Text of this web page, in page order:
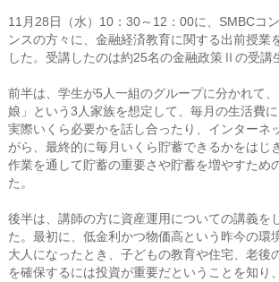
11月28日（水）10：30～12：00に、SMBCコ
ンスの方々に、金融経済教育に関する出前授業
した。受講したのは約25名の金融政策Ⅱの受講
前半は、学生が5人一組のグループに分かれて
娘」という3人家族を想定して、毎月の生活費に
実際いくら必要かを話し合ったり、インターネ
がら、最終的に毎月いくら貯蓄できるかをはじ
作業を通して貯蓄の重要さや貯蓄を増やすため
た。
後半は、講師の方に資産運用についての講義を
た。最初に、低金利かつ物価高という昨今の環
大人になったとき、子どもの教育や住宅、老後
を確保するには投資が重要だということを知り